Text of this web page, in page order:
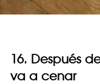
16. Después
va a cenar